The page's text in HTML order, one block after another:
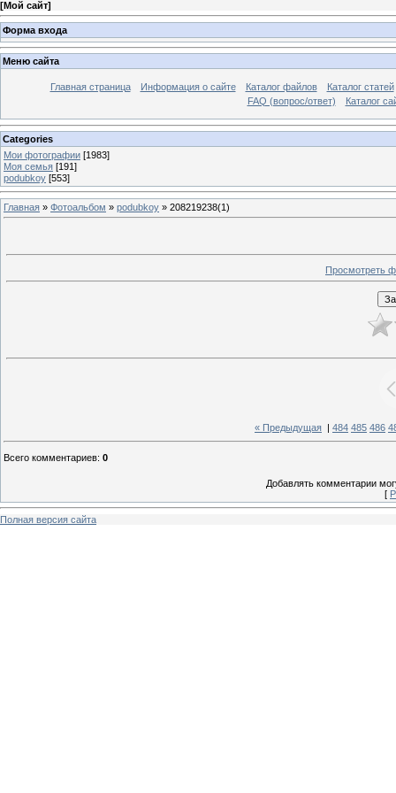
[Мой сайт]
Форма входа
Меню сайта
Главная страница Информация о сайте Каталог файлов
Каталог статей
FAQ (вопрос/ответ)
Каталог
Categories
Мои фотографии [1983]
Моя семья [191]
podubkoy [553]
Главная » Фотоальбом » podubkoy » 208219238(1)
Просмотреть
« Предыдущая 484 485 486
Всего комментариев: 0
Добавлять комментарии
[
Полная версия сайта